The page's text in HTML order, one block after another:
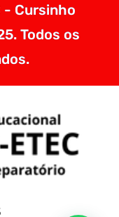
- Cursinho
Todos os